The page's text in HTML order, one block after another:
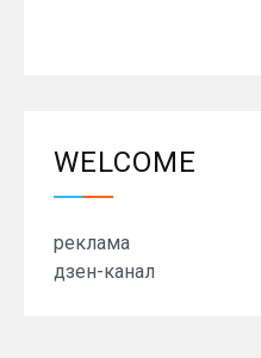
WELCOME
реклама
дзен-канал